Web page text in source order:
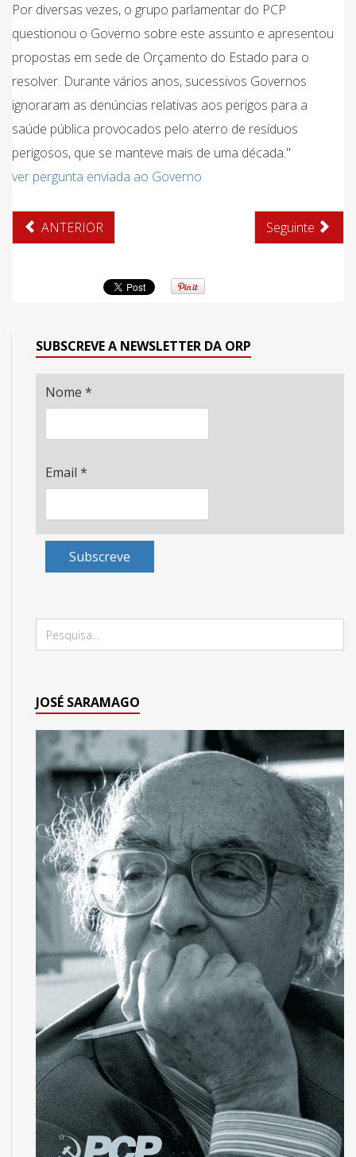
Por diversas vezes, o grupo parlamentar do PCP
questionou o Governo sobre este assunto e apresentou
propostas em sede de Orçamento do Estado para o
resolver. Durante vários anos, sucessivos Governos
ignoraram as denúncias relativas aos perigos para a
saúde pública provocados pelo aterro de resíduos
perigosos, que se manteve mais de uma década."
ver pergunta enviada ao Governo
ANTERIOR Seguinte
SUBSCREVE A NEWSLETTER DA ORP
Nome *
Email *
Subscreve
JOSÉ SARAMAGO